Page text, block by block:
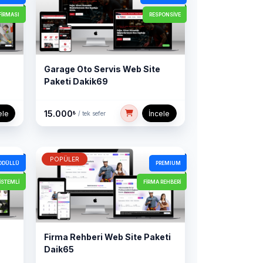
RESPONSIVE
Garage Oto Servis Web Site
Paketi Dakik69
15.000₺ / tek sefer İncele
POPÜLER
PREMIUM
FİRMA REHBERİ
Firma Rehberi Web Site Paketi
Daik65